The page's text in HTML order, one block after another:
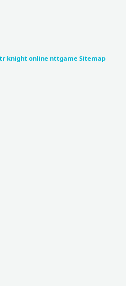
knight online nttgame Sitemap